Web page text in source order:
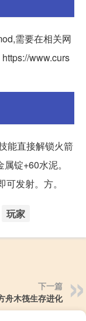
需要在相关网
www.curs
能直接解锁火箭
锭+60水泥。
发射。方。
玩家
下一篇
舟木筏生存进化